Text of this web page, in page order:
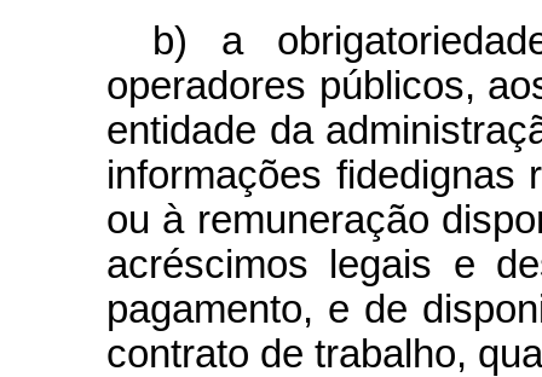
b) a
operadores públicos,
entidade da
informações fidedignas
ou à remuneração
acréscimos legais e
pagamento, e de
contrato de trabalho,